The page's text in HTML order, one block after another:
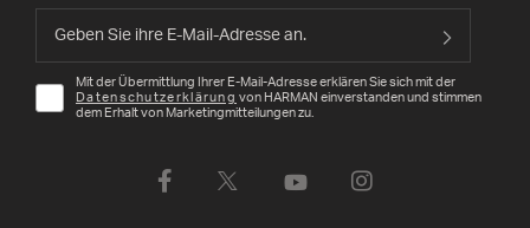
Mit der Übermittlung Ihrer E-Mail-Adresse erklären Sie sich mit der
Datenschutzerklärung von HARMAN einverstanden und stimmen
dem Erhalt von Marketingmitteilungen zu.